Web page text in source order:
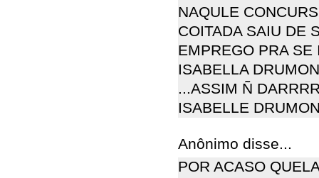
NAQULE
COITADA SAIU DE
EMPREGO PRA SE
ISABELLA
...ASSIM Ñ
ISABELLE
Anônimo disse...
POR ACASO